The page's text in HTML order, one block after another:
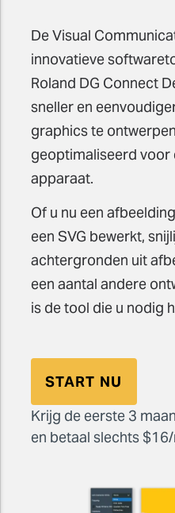
De Visual
innovatieve
Roland DG Connect
sneller en
graphics te
geoptimaliseerd voor
apparaat.
Of u nu een
een SVG bewerkt,
achtergronden uit
een aantal andere
is de tool die u nodig
START NU
Krijg de eerste 3
en betaal slechts